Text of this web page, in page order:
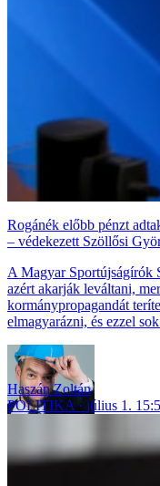
Rogánék előbb pénzt
– védekezett Szöllősi
A Magyar Sportújságírók
azért akarják leváltani,
kormánypropagandát
elmagyarázni, és ezzel
Haszán Zoltán
POLITIKA
július 1.